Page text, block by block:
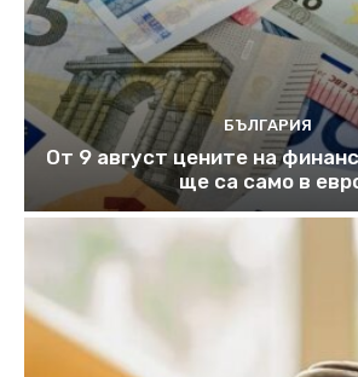
БЪЛГАРИЯ
От 9 август цените на
ще са само в